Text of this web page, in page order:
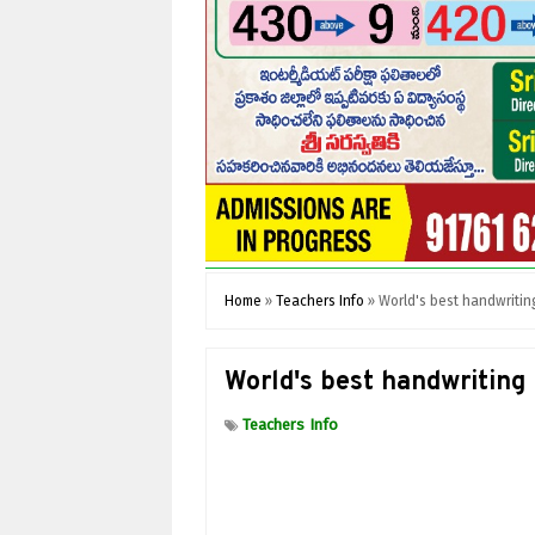
Home » Teachers Info » World's best
World's best handwriting
Teachers Info